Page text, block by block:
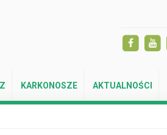
KARKONOSZE AKTUALNOŚCI